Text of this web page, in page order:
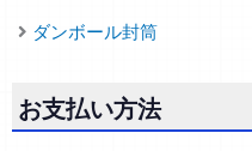
ダンボール封筒
お支払い方法